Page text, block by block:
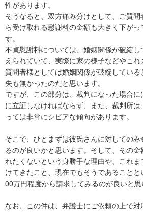
性があります。
そうなると、双方痛み分けとして、ご質
ら受け取れる慰謝料の金額も大きく下がっ
す。
不貞慰謝料については、婚姻関係が破綻
えられていて、実際に家の様子などやこ
質問者様としては婚姻関係が破綻してい
失も無かったのだと思います。
ですが、この部分は、裁判になった場合
に立証しなければならず、また、裁判所は
っては非常にシビアな傾向があります。
そこで、ひとまずは彼氏さんに対しての
るのが良いかと思います。そして、その
れたくないという身勝手な理由や、これ
けてきたこと、現在でもそうであること
00万円程度から請求してみるのが良いと思
なお、この件は、弁護士にご依頼の上で対